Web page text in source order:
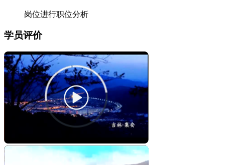
岗位进行职位分析
学员评价